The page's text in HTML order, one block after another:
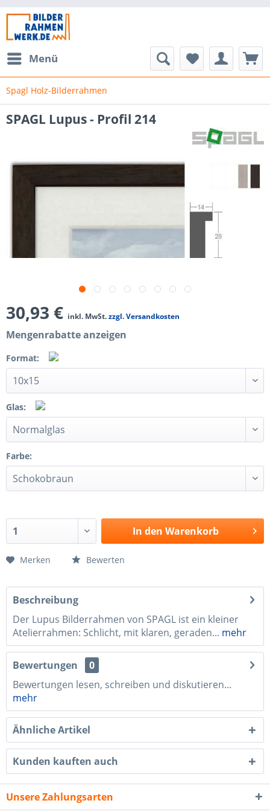
Menü
Spagl Holz-Bilderrahmen
SPAGL Lupus - Profil 214
30,93 € inkl. MwSt.zzgl. Versandkosten
Mengenrabatte anzeigen
Format:
Glas:
Farbe:
In den Warenkorb
Merken Bewerten
Beschreibung
Der Lupus Bilderrahmen von SPAGL ist ein kleiner
Atelierrahmen: Schlicht, mit klaren, geraden... mehr
Bewertungen
0
Bewertungen lesen, schreiben und diskutieren...
mehr
Ähnliche Artikel
Kunden kauften auch
Unsere Zahlungsarten